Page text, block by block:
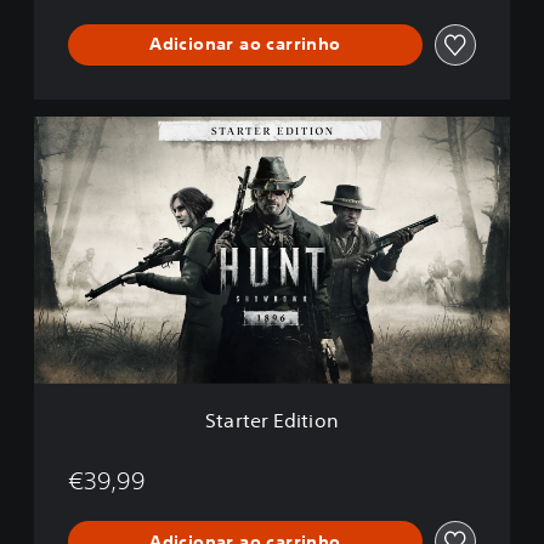
Adicionar ao carrinho
S
t
a
t
d
i
i
Starter Edition
€39,99